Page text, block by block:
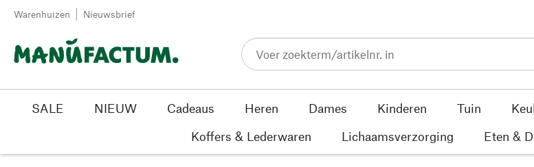
Passer au contenu
Warenhuizen Nieuwsbrief
SALE NIEUW Cadeaus Heren Dames Kinderen Tuin
Koffers & Lederwaren
Lichaamsverzorging Eten &